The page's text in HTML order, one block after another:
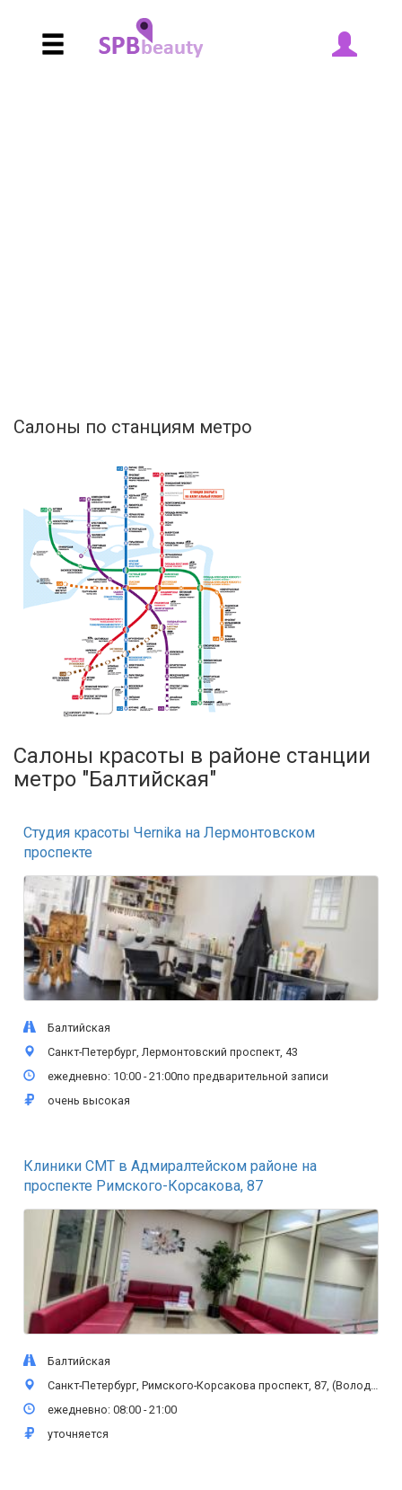
Салоны по станциям метро
Салоны красоты в районе станции
метро "Балтийская"
Студия красоты Чеrnika на Лермонтовском
проспекте
Балтийская
Санкт-Петербург, Лермонтовский проспект, 43
ежедневно: 10:00 - 21:00по предварительной записи
очень высокая
Клиники СМТ в Адмиралтейском районе на
проспекте Римского-Корсакова, 87
Балтийская
Санкт-Петербург, Римского-Корсакова проспект, 87, (Володи Ермака, 21)
ежедневно: 08:00 - 21:00
уточняется